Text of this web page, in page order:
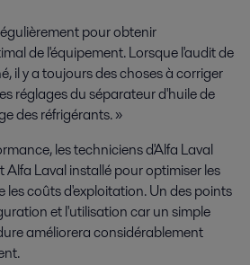
pour obtenir
de l'équipement. Lorsque l'audit de
il y a toujours des choses à corriger
réglages du séparateur d'huile de
des réfrigérants. »
lestechniciensd'Alfa Laval
Laval installé pour optimiser les
les coûts d'exploitation. Un des points
et l'utilisation car un simple
améliorera considérablement